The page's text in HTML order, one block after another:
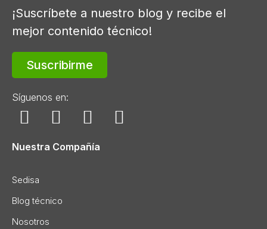
¡Suscríbete a nuestro blog y recibe el
mejor contenido técnico!
Suscribirme
Síguenos en:
Nuestra Compañía
Sedisa
Blog técnico
Nosotros